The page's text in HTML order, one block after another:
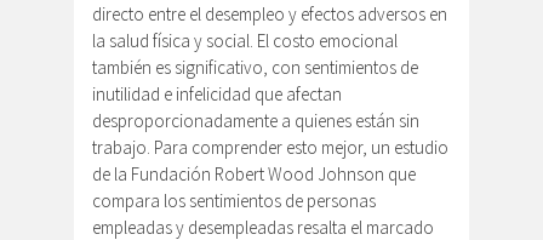
directo entre el desempleo y efectos adversos en
la salud física y social. El costo emocional
también es significativo, con sentimientos de
inutilidad e infelicidad que afectan
desproporcionadamente a quienes están sin
trabajo. Para comprender esto mejor, un estudio
de la Fundación Robert Wood Johnson que
compara los sentimientos de personas
empleadas y desempleadas resalta el marcado